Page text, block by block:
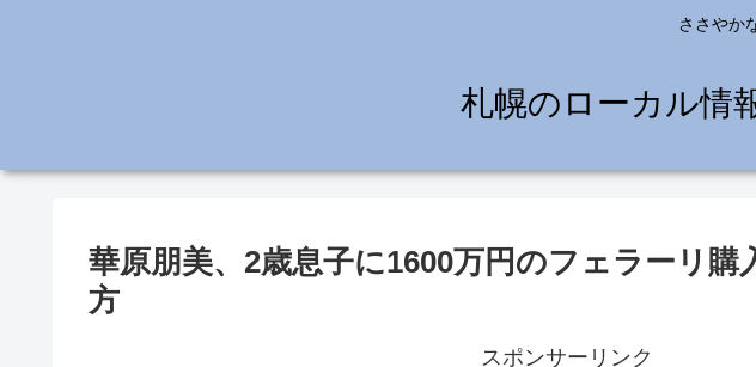
ささやか
札幌のローカル情
華原朋美、2歳息子に1600万円のフェラーリ購
方
スポンサーリンク